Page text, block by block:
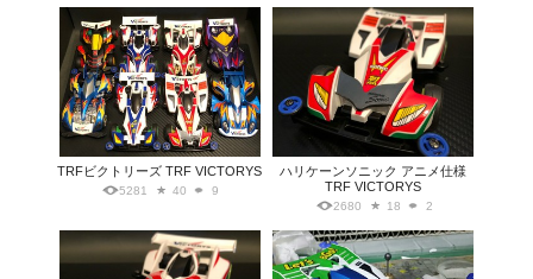
TRFビクトリーズ TRF VICTORYS
5281 40 9
ハリケーンソニック アニメ仕様
TRF VICTORYS
2680 18 2